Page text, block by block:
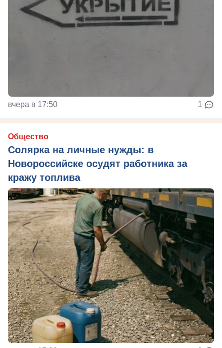
вчера в 17:50 1
Общество
Солярка на личные нужды: в
Новороссийске осудят работника за
кражу топлива